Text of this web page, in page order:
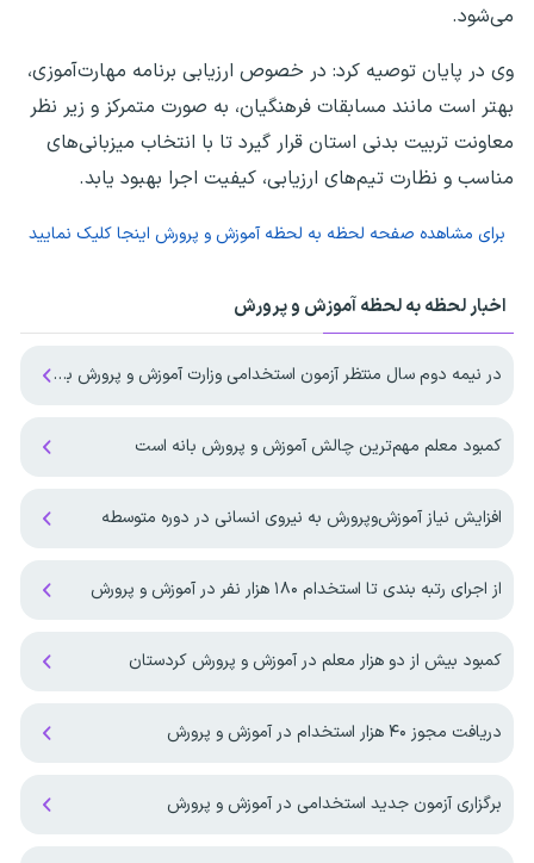
می‌شود.
وی در پایان توصیه کرد: در خصوص ارزیابی برنامه مهارت‌آموزی،
بهتر است مانند مسابقات فرهنگیان، به صورت متمرکز و زیر نظر
معاونت تربیت بدنی استان قرار گیرد تا با انتخاب میزبانی‌های
مناسب و نظارت تیم‌های ارزیابی، کیفیت اجرا بهبود یابد.
برای مشاهده صفحه لحظه به لحظه آموزش و پرورش اینجا کلیک نمایید
اخبار لحظه به لحظه آموزش و پرورش
در نیمه دوم سال منتظر آزمون استخدامی وزارت آموزش و پرورش باشیم ؟
کمبود معلم مهم‌ترین چالش آموزش و پرورش بانه است
افزایش نیاز آموزش‌وپرورش به نیروی انسانی در دوره متوسطه
از اجرای رتبه بندی تا استخدام ۱۸۰ هزار نفر در آموزش و پرورش
کمبود بیش از دو هزار معلم در آموزش و پرورش کردستان
دریافت مجوز ۴۰ هزار استخدام در آموزش و پرورش
برگزاری آزمون جدید استخدامی در آموزش و پرورش